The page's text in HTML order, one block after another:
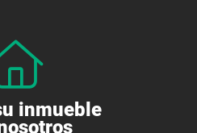
inmueble